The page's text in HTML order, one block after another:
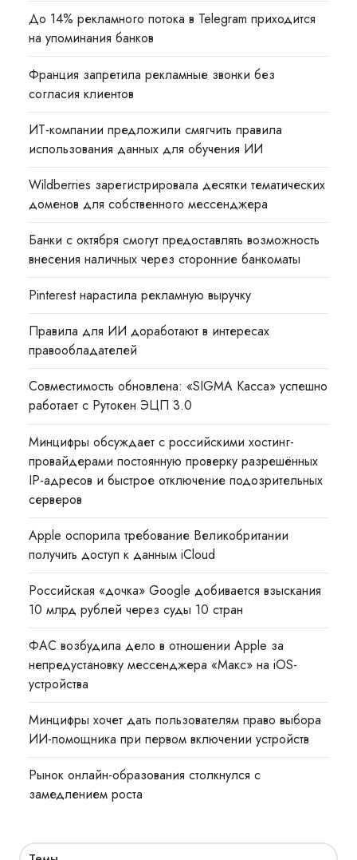
До 14% рекламного потока в Telegram приходится
на упоминания банков
Франция запретила рекламные звонки без
согласия клиентов
ИТ-компании предложили смягчить правила
использования данных для обучения ИИ
Wildberries зарегистрировала десятки тематических
доменов для собственного мессенджера
Банки с октября смогут предоставлять возможность
внесения наличных через сторонние банкоматы
Pinterest нарастила рекламную выручку
Правила для ИИ доработают в интересах
правообладателей
Совместимость обновлена: «SIGMA Касса» успешно
работает с Рутокен ЭЦП 3.0
Минцифры обсуждает с российскими хостинг-
провайдерами постоянную проверку разрешённых
IP-адресов и быстрое отключение подозрительных
серверов
Apple оспорила требование Великобритании
получить доступ к данным iCloud
Российская «дочка» Google добивается взыскания
10 млрд рублей через суды 10 стран
ФАС возбудила дело в отношении Apple за
непредустановку мессенджера «Макс» на iOS-
устройства
Минцифры хочет дать пользователям право выбора
ИИ-помощника при первом включении устройств
Рынок онлайн-образования столкнулся с
замедлением роста